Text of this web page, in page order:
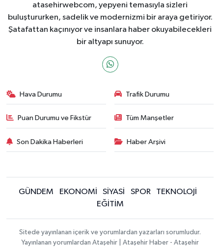
atasehirwebcom, yepyeni temasıyla sizleri
buluştururken, sadelik ve modernizmi bir araya getiriyor.
Şatafattan kaçınıyor ve insanlara haber okuyabilecekleri
bir altyapı sunuyor.
Hava Durumu Trafik Durumu
Puan Durumu ve Fikstür Tüm Manşetler
Son Dakika Haberleri Haber Arşivi
GÜNDEM EKONOMİ SİYASİ SPOR
TEKNOLOJİ
EĞİTİM
Sitede yayınlanan içerik ve yorumlardan yazarları sorumludur.
Yayınlanan yorumlardan Ataşehir | Ataşehir Haber - Ataşehir